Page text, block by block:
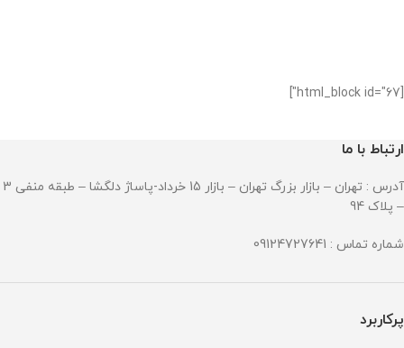
[html_block id="67"]
ارتباط با ما
آدرس : تهران – بازار بزرگ تهران – بازار 15 خرداد-پاساژ دلگشا – طبقه منفی 3
– پلاک 94
شماره تماس : 09124727641
پرکاربرد